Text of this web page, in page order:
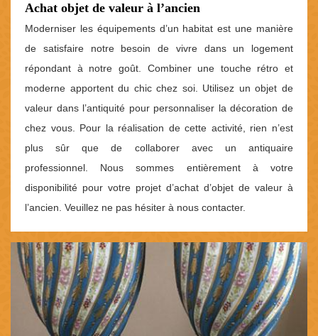
Achat objet de valeur à l’ancien
Moderniser les équipements d’un habitat est une manière
de satisfaire notre besoin de vivre dans un logement
répondant à notre goût. Combiner une touche rétro et
moderne apportent du chic chez soi. Utilisez un objet de
valeur dans l’antiquité pour personnaliser la décoration de
chez vous. Pour la réalisation de cette activité, rien n’est
plus sûr que de collaborer avec un antiquaire
professionnel. Nous sommes entièrement à votre
disponibilité pour votre projet d’achat d’objet de valeur à
l’ancien. Veuillez ne pas hésiter à nous contacter.